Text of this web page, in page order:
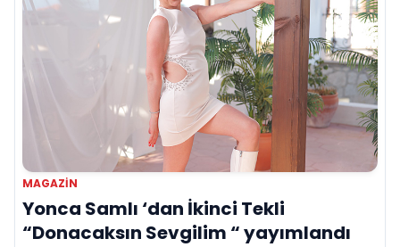
MAGAZIN
Yonca Samlı ‘dan İkinci Tekli
“Donacaksın Sevgilim “ yayımlandı